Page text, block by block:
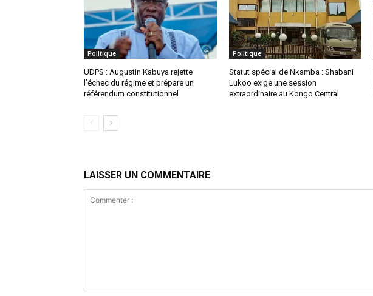
Politique
UDPS : Augustin Kabuya rejette
l’échec du régime et prépare un
référendum constitutionnel
Politique
Statut spécial de Nkamba : Shabani
Lukoo exige une session
extraordinaire au Kongo Central
LAISSER UN COMMENTAIRE